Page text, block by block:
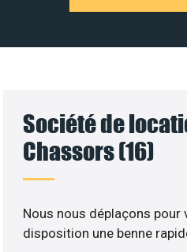
Société de
Chassors (16)
Nous nous déplaçons pour
disposition une benne